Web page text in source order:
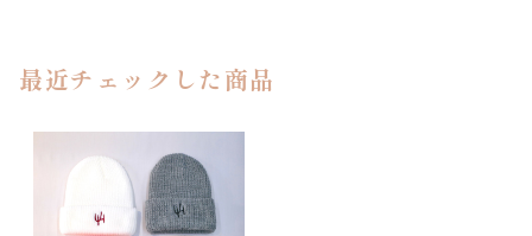
最近チェックした商品